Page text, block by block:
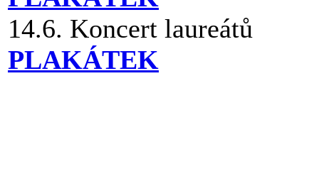
14.6. Koncert laureátů
PLAKÁTEK